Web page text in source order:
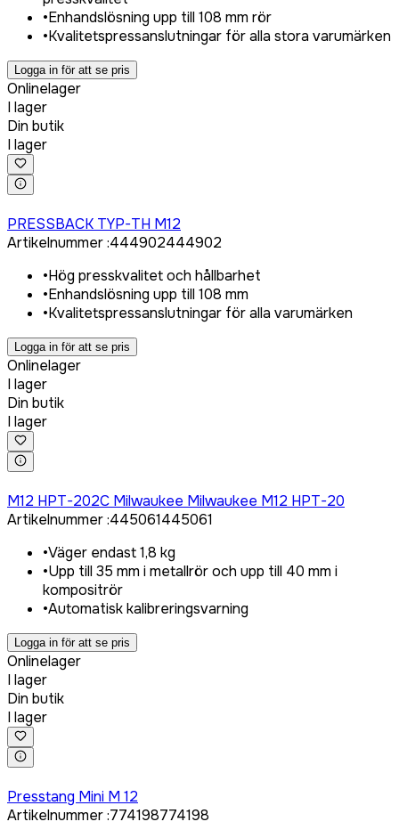
•Enhandslösning upp till 108 mm rör
•Kvalitetspressanslutningar för alla stora varumärken
Logga in för att se pris
Onlinelager
I lager
Din butik
I lager
PRESSBACK TYP-TH M12
Artikelnummer:444902444902
•Hög presskvalitet och hållbarhet
•Enhandslösning upp till 108 mm
•Kvalitetspressanslutningar för alla varumärken
Logga in för att se pris
Onlinelager
I lager
Din butik
I lager
M12 HPT-202C Milwaukee Milwaukee M12 HPT-20
Artikelnummer:445061445061
•Väger endast 1,8 kg
•Upp till 35 mm i metallrör och upp till 40 mm i
kompositrör
•Automatisk kalibreringsvarning
Logga in för att se pris
Onlinelager
I lager
Din butik
I lager
Presstang Mini M 12
Artikelnummer:774198774198